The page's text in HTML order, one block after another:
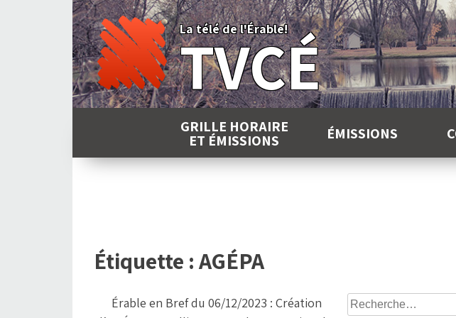
La télé de l'Érable!
TVCÉ
GRILLE HORAIRE
ET ÉMISSIONS ÉMISSIONS
Étiquette :AGÉPA
Érable en Bref du 06/12/2023 : Création
Rechercher :